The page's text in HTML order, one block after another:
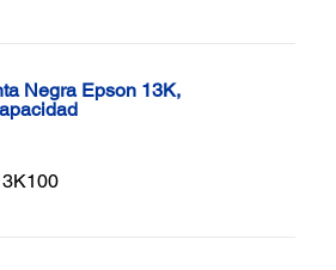
Negra Epson 13K,